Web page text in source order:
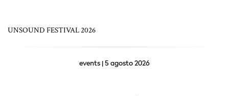
UNSOUND FESTIVAL 2026
events | 5 agosto 2026